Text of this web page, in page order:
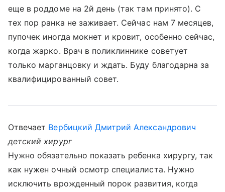
еще в роддоме на 2й день (так там принято). С
тех пор ранка не заживает. Сейчас нам 7 месяцев,
пупочек иногда мокнет и кровит, особенно сейчас,
когда жарко. Врач в поликлиннике советует
только марганцовку и ждать. Буду благодарна за
квалифицированный совет.
Отвечает Вербицкий Дмитрий Александрович
детский хирург
Нужно обязательно показать ребенка хирургу, так
как нужен очный осмотр специалиста. Нужно
исключить врожденный порок развития, когда